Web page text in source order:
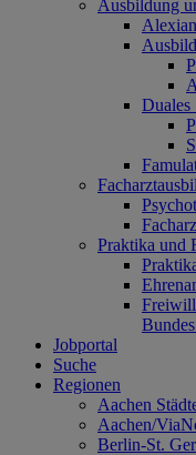
Ausbildung
Duales
Praktika und
Jobportal
Suche
Regionen
Aachen
Aachen/
Berlin-St.